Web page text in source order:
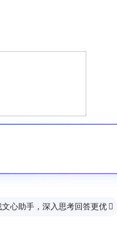
心助手，深入思考回答更优 